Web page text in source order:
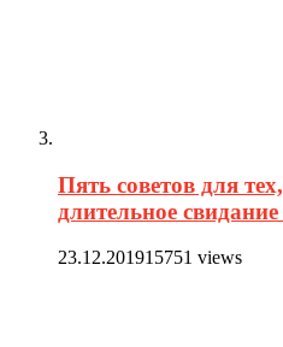
Пять советов для
длительное
23.12.201915751 views